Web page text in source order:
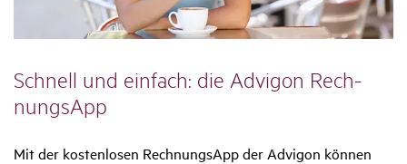
Schnell und einfach: die Advigon Rech­
nungsApp
Mit der kostenlosen RechnungsApp der Advigon können